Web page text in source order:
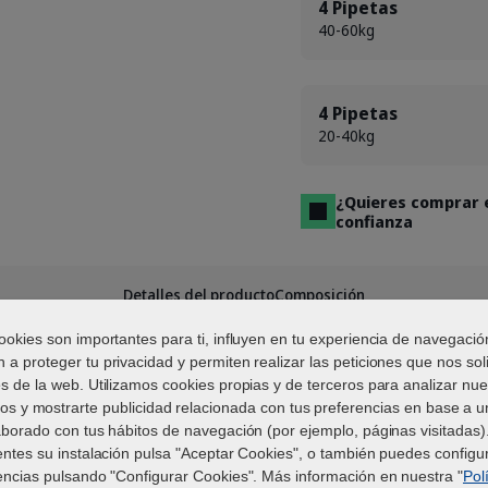
4 Pipetas
40-60kg
4 Pipetas
20-40kg
¿Quieres
confianza
Detalles del productoComposición
cuatro semanas completas de protección contra pulgas,
son importantes para ti, influyen en tu experiencia de
a proteger tu privacidad y permiten realizar las peticiones que nos
de la web. Utilizamos cookies propias y de terceros para analizar
y mostrarte publicidad relacionada con tus preferencias en base a
con tus hábitos de navegación (por ejemplo, páginas
su instalación pulsa "Aceptar Cookies", o también puedes
pulsando "Configurar Cookies". Más información en nuestra "